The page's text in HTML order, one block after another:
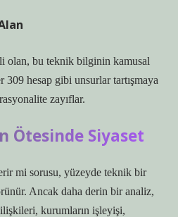
olan, bu teknik bilginin kamusal
309 hesap gibi unsurlar tartışmaya
zayıflar.
Ötesinde Siyaset
mi sorusu, yüzeyde teknik bir
Ancak daha derin bir analiz,
kurumların işleyişi,